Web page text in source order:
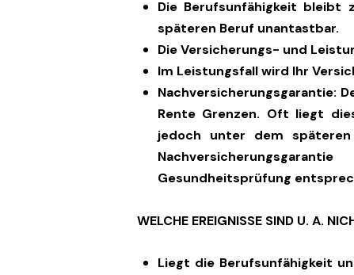
Die Berufsunfähigkeit bleibt
späteren Beruf unantastbar.
Die Versicherungs- und
Im Leistungsfall wird Ihr
Nachversicherungsgarantie:
Rente Grenzen. Oft liegt
jedoch unter dem
Gesundheitsprüfung
WELCHE EREIGNISSE SIND U. A.
Liegt die Berufsunfähigkeit